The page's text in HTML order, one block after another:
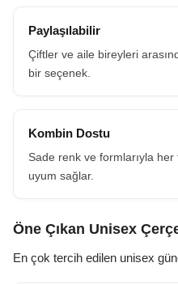
Paylaşılabilir
Çiftler ve aile bireyleri
bir seçenek.
Kombin Dostu
Sade renk ve formlarıyla
uyum sağlar.
Öne Çıkan Unisex
En çok tercih edilen unisex